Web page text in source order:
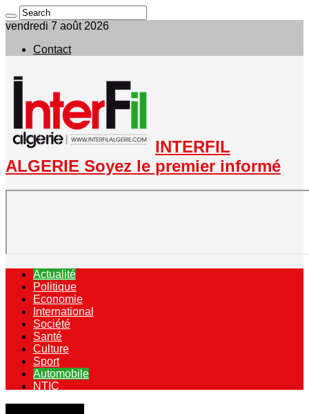
vendredi 7 août 2026
Contact
INTERFIL
ALGERIE Soyez le premier informé
Actualité
Politique
Economie
International
Société
Santé
Culture
Sport
Automobile
NTIC